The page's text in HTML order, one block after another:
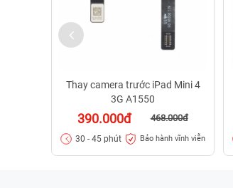
Thay camera trước iPad Mini 4
3G A1550
390.000đ 468.000đ
30 - 45 phút Bảo hành vĩnh viễn